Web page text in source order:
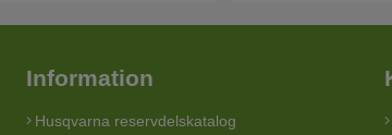
Information
Husqvarna reservdelskatalog